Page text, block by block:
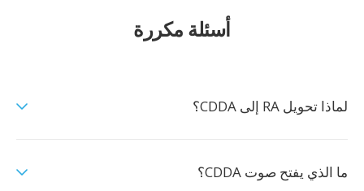
أسئلة مكررة
لماذا تحويل RA إلى CDDA؟
ما الذي يفتح صوت CDDA؟